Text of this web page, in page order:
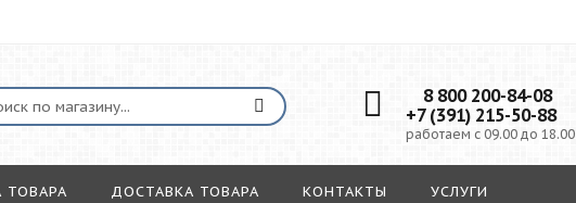
8 800 200-84-08
+7 (391) 215-50-88
работаем с 09.00 до 18.00
ТОВАРА ДОСТАВКА ТОВАРА КОНТАКТЫ УСЛУГИ